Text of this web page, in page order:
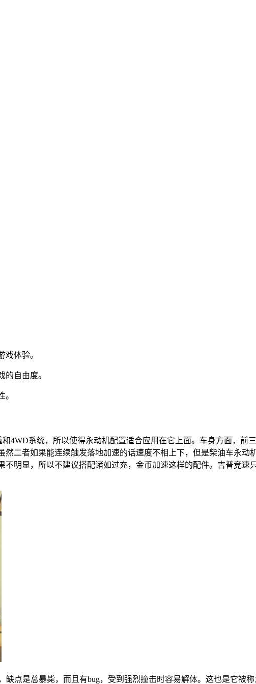
体验。
自由度。
4WD系统，所以使得永动机配置适合应用在它上面。车身方面，前
二者如果能连续触发落地加速的话速度不相上下，但是柴油车永动
明显，所以不建议搭配诸如过充，金币加速这样的配件。吉普竞速
点是总暴毙，而且有bug，受到强烈撞击时容易解体。这也是它被